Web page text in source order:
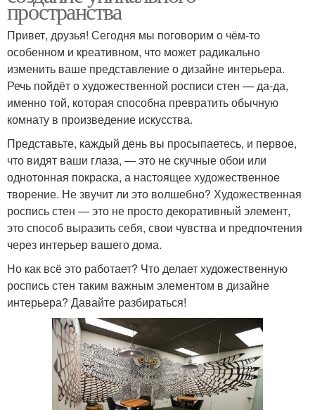
пространства
Привет, друзья! Сегодня мы поговорим о чём-то
особенном и креативном, что может радикально
изменить ваше представление о дизайне интерьера.
Речь пойдёт о художественной росписи стен — да-да,
именно той, которая способна превратить обычную
комнату в произведение искусства.
Представьте, каждый день вы просыпаетесь, и первое,
что видят ваши глаза, — это не скучные обои или
однотонная покраска, а настоящее художественное
творение. Не звучит ли это волшебно? Художественная
роспись стен — это не просто декоративный элемент,
это способ выразить себя, свои чувства и предпочтения
через интерьер вашего дома.
Но как всё это работает? Что делает художественную
роспись стен таким важным элементом в дизайне
интерьера? Давайте разбираться!